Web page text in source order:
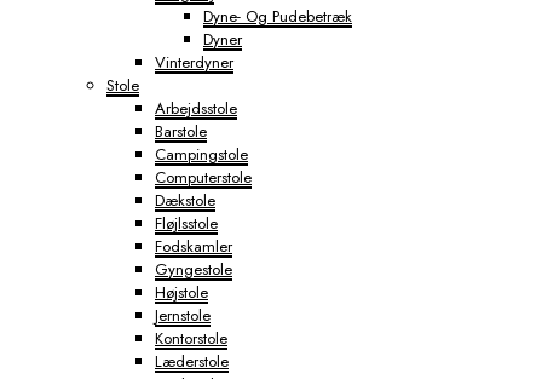
Dyne- Og Pudebetræk
Dyner
Vinterdyner
Stole
Arbejdsstole
Barstole
Campingstole
Computerstole
Dækstole
Fløjlsstole
Fodskamler
Gyngestole
Højstole
Jernstole
Kontorstole
Læderstole